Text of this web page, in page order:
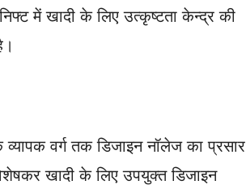
में खादी के लिए उत्कृष्टता केन्द्र की
वर्ग तक डिजाइन नॉलेज का प्रसार
खादी के लिए उपयुक्त डिजाइन